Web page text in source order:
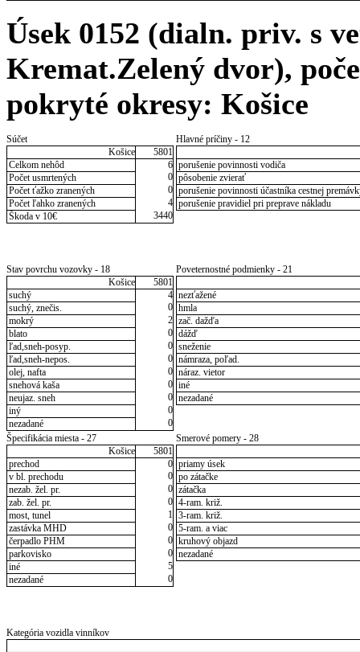
Úsek 0152 (dialn. priv. s
Kremat.Zelený dvor),
pokryté okresy: Košice
Súčet
Košice
5801
Celkom nehôd
6
Počet usmrtených
0
Počet ťažko zranených
0
Počet ľahko zranených
4
Škoda v 10€
3440
Hlavné príčiny - 12
porušenie povinnosti vodiča
pôsobenie zvierať
porušenie povinnosti účastníka cestnej
porušenie pravidiel pri preprave nákladu
Stav povrchu vozovky - 18
Košice
5801
suchý
4
suchý, znečis.
0
mokrý
2
blato
0
ľad,sneh-posyp.
0
ľad,sneh-nepos.
0
olej, nafta
0
snehová kaša
0
neujaz. sneh
0
iný
0
nezadané
0
Poveternostné podmienky - 21
nezťažené
hmla
zač. dažďa
dážď
sneženie
námraza, poľad.
náraz. vietor
iné
nezadané
Špecifikácia miesta - 27
Košice
5801
prechod
0
v bl. prechodu
0
nezab. žel. pr.
0
zab. žel. pr.
0
most, tunel
1
zastávka MHD
0
čerpadlo PHM
0
parkovisko
0
iné
5
nezadané
0
Smerové pomery - 28
priamy úsek
po zátačke
zátačka
4-ram. križ.
3-ram. križ.
5-ram. a viac
kruhový objazd
nezadané
Kategória vozidla vinníkov